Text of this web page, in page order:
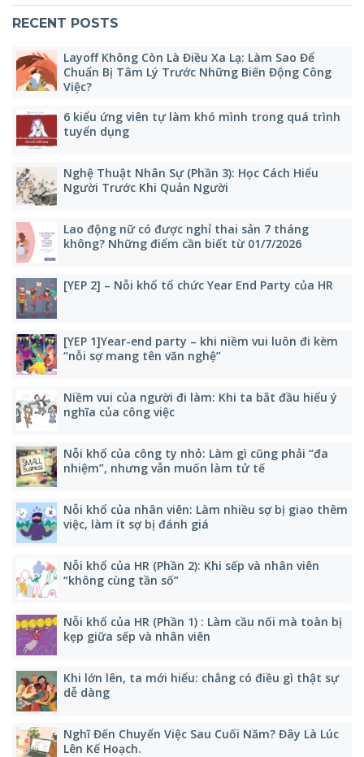
RECENT POSTS
Layoff Không Còn Là Điều Xa Lạ: Làm Sao Để
Chuẩn Bị Tâm Lý Trước Những Biến Động Công
Việc?
6 kiểu ứng viên tự làm khó mình trong quá trình
tuyển dụng
Nghệ Thuật Nhân Sự (Phần 3): Học Cách Hiểu
Người Trước Khi Quản Người
Lao động nữ có được nghỉ thai sản 7 tháng
không? Những điểm cần biết từ 01/7/2026
[YEP 2] – Nỗi khổ tổ chức Year End Party của HR
[YEP 1]Year-end party – khi niềm vui luôn đi kèm
“nỗi sợ mang tên văn nghệ”
Niềm vui của người đi làm: Khi ta bắt đầu hiểu ý
nghĩa của công việc
Nỗi khổ của công ty nhỏ: Làm gì cũng phải “đa
nhiệm”, nhưng vẫn muốn làm tử tế
Nỗi khổ của nhân viên: Làm nhiều sợ bị giao thêm
việc, làm ít sợ bị đánh giá
Nỗi khổ của HR (Phần 2): Khi sếp và nhân viên
“không cùng tần số”
Nỗi khổ của HR (Phần 1) : Làm cầu nối mà toàn bị
kẹp giữa sếp và nhân viên
Khi lớn lên, ta mới hiểu: chẳng có điều gì thật sự
dễ dàng
Nghĩ Đến Chuyển Việc Sau Cuối Năm? Đây Là Lúc
Lên Kế Hoạch.